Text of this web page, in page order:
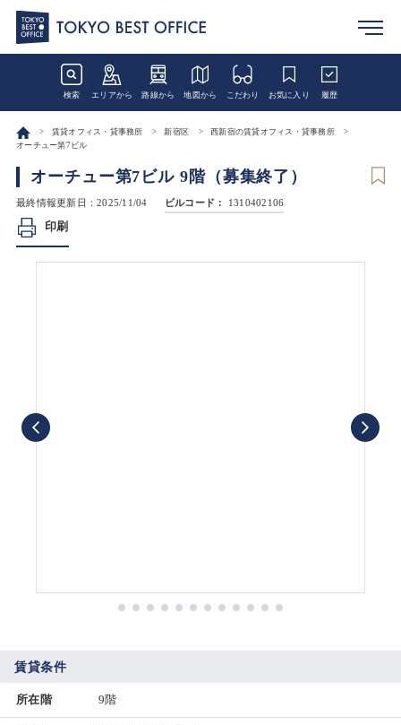
検索 エリアから 路線から 地図から こだわり お気に入り 履歴
賃貸オフィス・貸事務所 新宿区
西新宿の賃貸オフィス・貸事務所
オーチュー第7ビル
オーチュー第7ビル 9階（募集終了）
最終情報更新日：2025/11/04 ビルコード： 1310402106
印刷
賃貸条件
所在階 9階